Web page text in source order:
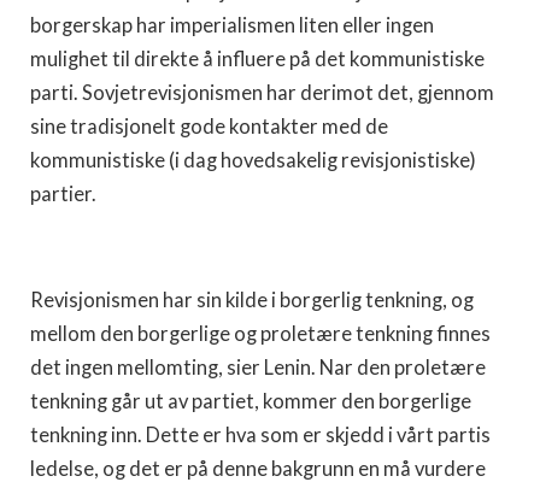
borgerskap har imperialismen liten eller ingen
mulighet til direkte å influere på det kommunistiske
parti. Sovjetrevisjonismen har derimot det, gjennom
sine tradisjonelt gode kontakter med de
kommunistiske (i dag hovedsakelig revisjonistiske)
partier.
Revisjonismen har sin kilde i borgerlig tenkning, og
mellom den borgerlige og proletære tenkning finnes
det ingen mellomting, sier Lenin. Nar den proletære
tenkning går ut av partiet, kommer den borgerlige
tenkning inn. Dette er hva som er skjedd i vårt partis
ledelse, og det er på denne bakgrunn en må vurdere